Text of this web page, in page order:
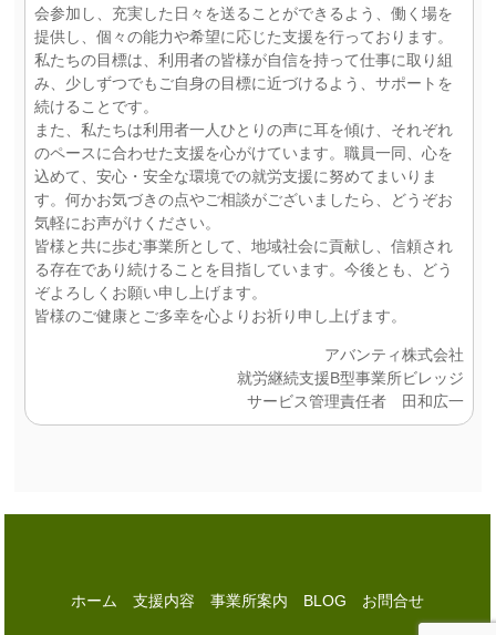
会参加し、充実した日々を送ることができるよう、働く場を
提供し、個々の能力や希望に応じた支援を行っております。
私たちの目標は、利用者の皆様が自信を持って仕事に取り組
み、少しずつでもご自身の目標に近づけるよう、サポートを
続けることです。
また、私たちは利用者一人ひとりの声に耳を傾け、それぞれ
のペースに合わせた支援を心がけています。職員一同、心を
込めて、安心・安全な環境での就労支援に努めてまいりま
す。何かお気づきの点やご相談がございましたら、どうぞお
気軽にお声がけください。
皆様と共に歩む事業所として、地域社会に貢献し、信頼され
る存在であり続けることを目指しています。今後とも、どう
ぞよろしくお願い申し上げます。
皆様のご健康とご多幸を心よりお祈り申し上げます。
アバンティ株式会社
就労継続支援B型事業所ビレッジ
サービス管理責任者 田和広一
ホーム 支援内容 事業所案内 BLOG お問合せ